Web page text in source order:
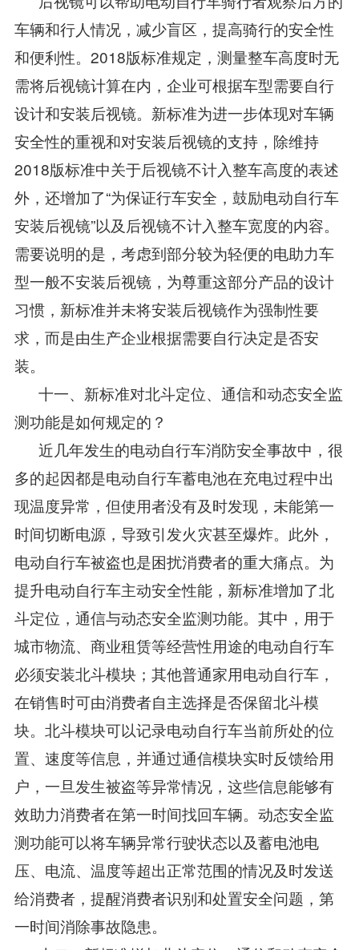
车辆和行人情况，减少盲区，提高骑行的安全性
和便利性。2018版标准规定，测量整车高度时无
需将后视镜计算在内，企业可根据车型需要自行
设计和安装后视镜。新标准为进一步体现对车辆
安全性的重视和对安装后视镜的支持，除维持
2018版标准中关于后视镜不计入整车高度的表述
外，还增加了“为保证行车安全，鼓励电动自行车
安装后视镜”以及后视镜不计入整车宽度的内容。
需要说明的是，考虑到部分较为轻便的电助力车
型一般不安装后视镜，为尊重这部分产品的设计
习惯，新标准并未将安装后视镜作为强制性要
求，而是由生产企业根据需要自行决定是否安
装。
十一、新标准对北斗定位、通信和动态安全监
测功能是如何规定的？
近几年发生的电动自行车消防安全事故中，很
多的起因都是电动自行车蓄电池在充电过程中出
现温度异常，但使用者没有及时发现，未能第一
时间切断电源，导致引发火灾甚至爆炸。此外，
电动自行车被盗也是困扰消费者的重大痛点。为
提升电动自行车主动安全性能，新标准增加了北
斗定位，通信与动态安全监测功能。其中，用于
城市物流、商业租赁等经营性用途的电动自行车
必须安装北斗模块；其他普通家用电动自行车，
在销售时可由消费者自主选择是否保留北斗模
块。北斗模块可以记录电动自行车当前所处的位
置、速度等信息，并通过通信模块实时反馈给用
户，一旦发生被盗等异常情况，这些信息能够有
效助力消费者在第一时间找回车辆。动态安全监
测功能可以将车辆异常行驶状态以及蓄电池电
压、电流、温度等超出正常范围的情况及时发送
给消费者，提醒消费者识别和处置安全问题，第
一时间消除事故隐患。